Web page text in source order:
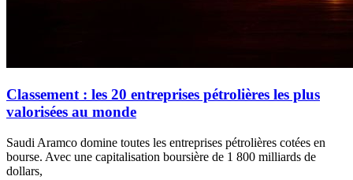
Classement : les 20 entreprises pétrolières les plus
valorisées au monde
Saudi Aramco domine toutes les entreprises pétrolières cotées en
bourse. Avec une capitalisation boursière de 1 800 milliards de
dollars,